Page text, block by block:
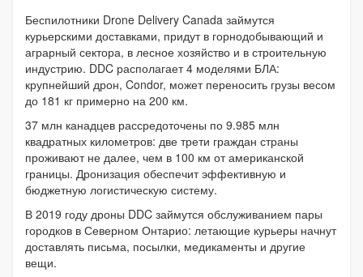
Беспилотники Drone Delivery Canada займутся
курьерскими доставками, придут в горнодобывающий и
аграрный сектора, в лесное хозяйство и в строительную
индустрию. DDC располагает 4 моделями БЛА:
крупнейший дрон, Condor, может переносить грузы весом
до 181 кг примерно на 200 км.
37 млн канадцев рассредоточены по 9.985 млн
квадратных километров: две трети граждан страны
проживают не далее, чем в 100 км от американской
границы. Дронизация обеспечит эффективную и
бюджетную логистическую систему.
В 2019 году дроны DDC займутся обслуживанием пары
городков в Северном Онтарио: летающие курьеры начнут
доставлять письма, посылки, медикаменты и другие
вещи.